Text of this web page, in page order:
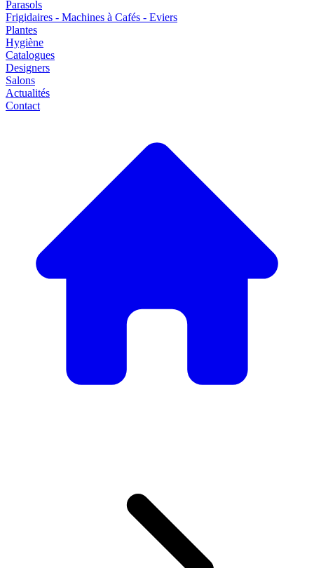
Parasols
Frigidaires - Machines à Cafés - Eviers
Plantes
Hygiène
Catalogues
Designers
Salons
Actualités
Contact